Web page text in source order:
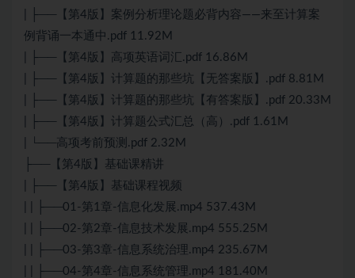
| ├──【第4版】案例分析理论题必背内容——来至计算案
例背诵一本通中.pdf 11.92M
| ├──【第4版】高项英语词汇.pdf 16.86M
| ├──【第4版】计算题的那些坑【无答案版】.pdf 8.81M
| ├──【第4版】计算题的那些坑【有答案版】.pdf 20.33M
| ├──【第4版】计算题公式汇总（高）.pdf 1.61M
| └──高项考前预测.pdf 2.32M
├──【第4版】基础课精讲
| ├──【第4版】基础课程视频
| | ├──01-第1章-信息化发展.mp4 537.43M
| | ├──02-第2章-信息技术发展.mp4 555.25M
| | ├──03-第3章-信息系统治理.mp4 235.67M
| | ├──04-第4章-信息系统管理.mp4 181.40M